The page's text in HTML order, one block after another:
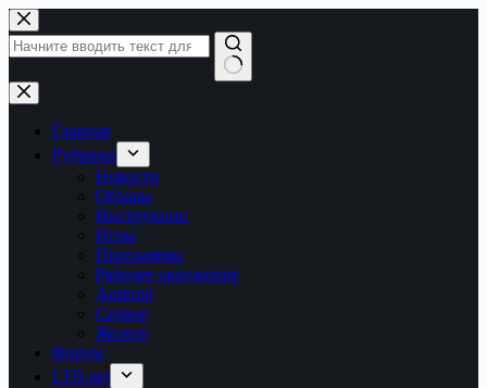
Перейти
к
сути
Ничего
не
найденоГлавная
Рубрики
Новости
Обзоры
Инструкции
Игры
Программы
Рабочее окружение
Android
Сервер
Железо
Форум
LTB.net